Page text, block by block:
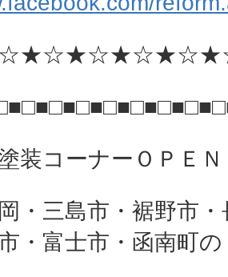
装コーナーＯＰＥ
・三島市・裾野市
・富士市・函南町の